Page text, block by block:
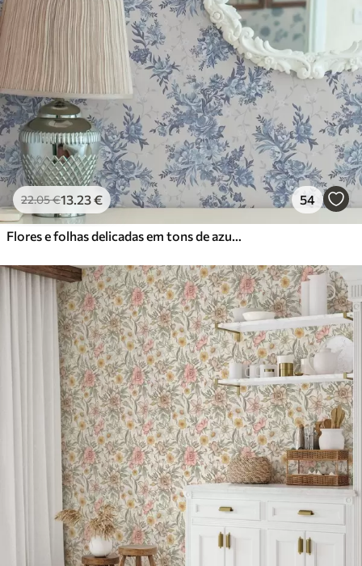
22.05€13.23€ 54
Flores e folhas delicadas em tons de azul e azul sobre um fundo claro